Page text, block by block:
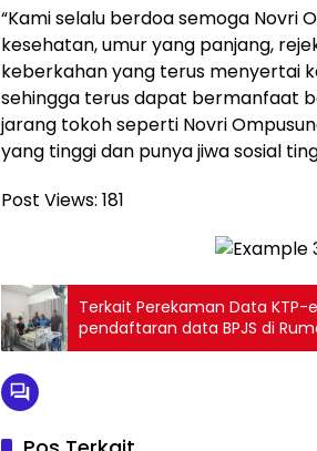
“Kami selalu berdoa semoga Novri
kesehatan, umur yang panjang,
keberkahan yang terus menyertai
sehingga terus dapat bermanfaat
jarang tokoh seperti Novri
yang tinggi dan punya jiwa sosial
Post Views: 181
Terkait Perekaman Data
pendaftaran data BPJS di
dan Dukcapil Sumut Respon